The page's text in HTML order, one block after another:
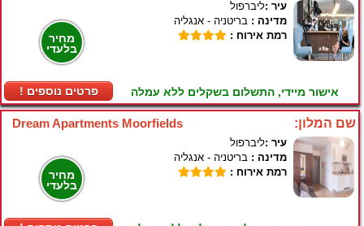
מחיר
בלעדי
! פרטים נוספים
עיר :ליברפול
מדינה : בריטניה - אנגליה
רמת אירוח :
אישור מיידי, התשלום בשקלים ללא עמלה
Dream Apartments Moorfields שם המלון:
מחיר
בלעדי
עיר :ליברפול
מדינה : בריטניה - אנגליה
רמת אירוח :